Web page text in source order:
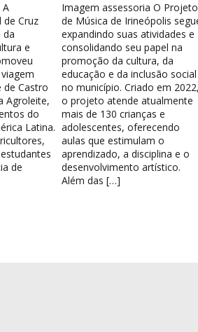
A
de Cruz
da
e
de Castro
Agroleite,
do
Latina.
de
Imagem assessoria O Projeto
de Música de Irineópolis
expandindo suas atividades e
consolidando seu papel na
promoção da cultura, da
educação e da inclusão social
no município. Criado em 2022,
o projeto atende atualmente
mais de 130 crianças e
adolescentes, oferecendo
aulas que estimulam o
aprendizado, a disciplina e o
desenvolvimento artístico.
Além das […]